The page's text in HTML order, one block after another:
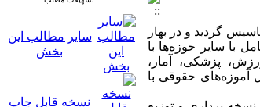
اسلامی تاسیس گردید و در بهار
با سایر حوزه‌ها با
پزشکی، آمار،
آموزه‌های حقوقی با
سایر مطالب این
بخش
نسخه قابل چاپ